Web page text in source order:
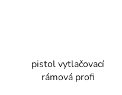
pistol vytlačovací
rámová profi